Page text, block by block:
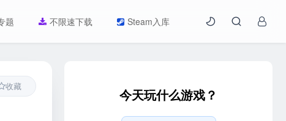
题 不限速下载 Steam入库
收藏 今天玩什么游戏？